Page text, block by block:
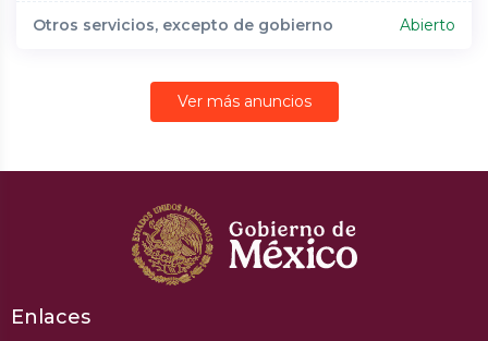
Otros servicios, excepto de gobierno Abierto
Ver más anuncios
Enlaces